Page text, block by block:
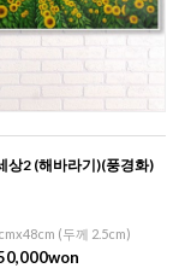
상2 (해바라기)(풍경화)
(두께 2.5cm)